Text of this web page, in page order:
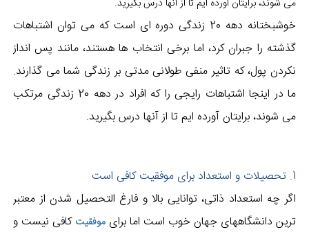
می شوند، برایتان آورده ایم تا از آنها درس بگیرید.
خوشبختانه دهه 20 زندگی دوره ای است که می توان اشتباهات
گذشته را جبران کرد، اما برخی انتخاب ها هستند، مانند پس انداز
نکردن پول، که تاثیر منفی طولانی مدتی بر زندگی شما می گذارند.
ما در اینجا اشتباهات رایجی را که افراد در دهه 20 زندگی مرتکب
می شوند، برایتان آورده ایم تا از آنها درس بگیرید.
1. تحصیلات و استعداد برای موفقیت کافی است
اگر چه استعداد ذاتی، توانایی بالا و فارغ التحصیل شدن از معتبر
ترین دانشگاههای جهان خوب است اما برای موفقیت کافی نیست و